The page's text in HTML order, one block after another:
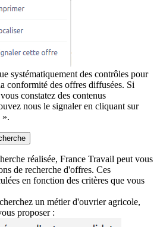
systématiquement des contrôles pour
conformité des offres diffusées. Si
constatez des contenus
nous le signaler en cliquant sur
».
réalisée, France Travail peut vous
de recherche d'offres. Ces
en fonction des critères que vous
un métier d'ouvrier agricole,
proposer :